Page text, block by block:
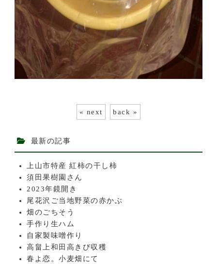
« next back »
最新の記事
上山市特産 紅柿の干し柿
須田果樹園さん
2023年鏡開き
尾花沢ご当地野菜の赤かぶ
畑のごちそう
手作り生ハム
自家製味噌作り
高畠上和田高きび収穫
春よ恋。小麦畑にて